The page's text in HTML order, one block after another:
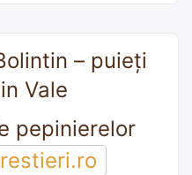
– puieți
Vale
pepinierelor